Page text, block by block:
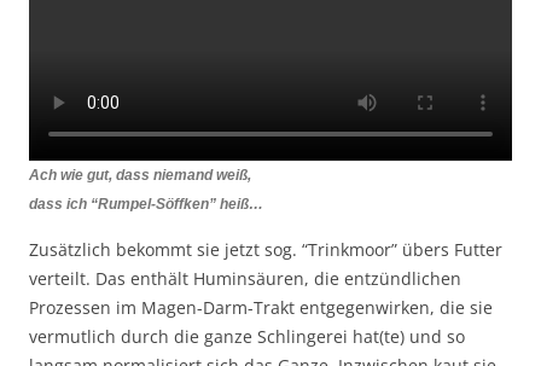
Ach wie gut, dass niemand weiß,
dass ich “Rumpel-Söffken” heiß…
Zusätzlich bekommt sie jetzt sog. “Trinkmoor” übers Futter
verteilt. Das enthält Huminsäuren, die entzündlichen
Prozessen im Magen-Darm-Trakt entgegenwirken, die sie
vermutlich durch die ganze Schlingerei hat(te) und so